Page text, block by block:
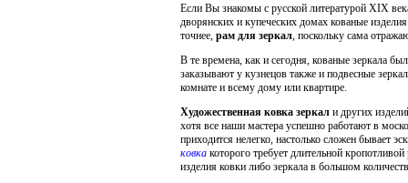
Если Вы знакомы с русской литературой XIX
дворянских и купеческих домах кованые
точнее, рам для зеркал, поскольку сама
В те времена, как и сегодня, кованые зеркала
заказывают у кузнецов также и подвесные
комнате и всему дому или квартире.
Художественная ковка зеркали других
хотя все наши мастера успешно работают в
приходится нелегко, настолько сложен бывает
ковкакоторого требует длительной
изделия ковки либо зеркала в большом